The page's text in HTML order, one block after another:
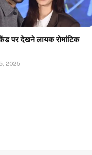
पर देखने लायक रोमांटिक
2025